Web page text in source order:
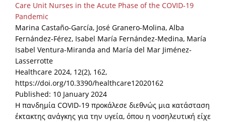
Care Unit Nurses in the Acute Phase of the COVID-19
Pandemic
Marina Castaño-García, José Granero-Molina, Alba
Fernández-Férez, Isabel María Fernández-Medina, María
Isabel Ventura-Miranda and María del Mar Jiménez-
Lasserrotte
Healthcare 2024, 12(2), 162,
https://doi.org/10.3390/healthcare12020162
Published: 10 January 2024
Η πανδημία COVID-19 προκάλεσε διεθνώς μια κατάσταση
έκτακτης ανάγκης για την υγεία, όπου η νοσηλευτική είχε